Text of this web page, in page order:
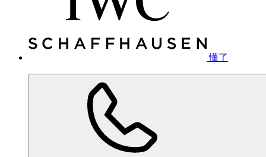
懂了